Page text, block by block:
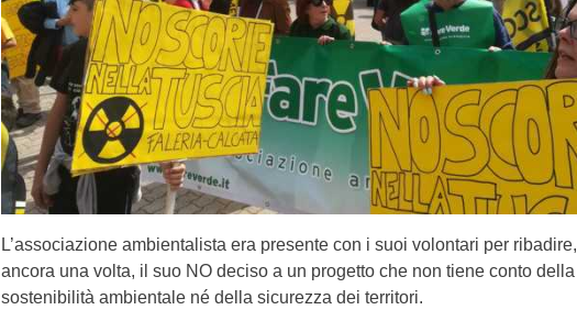
L’associazione ambientalista era presente con i suoi volontari per ribadire,
ancora una volta, il suo NO deciso a un progetto che non tiene conto della
sostenibilità ambientale né della sicurezza dei territori.